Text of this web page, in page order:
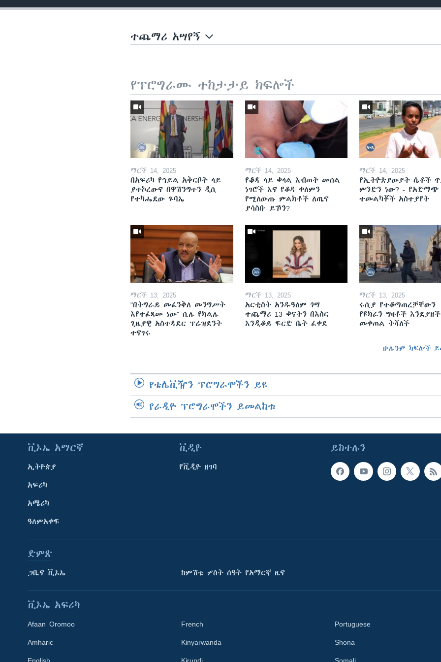
ተጨማሪ አሣየኝ
የፕሮግራሙ ተከታታይ ክፍሎች
ማርች 14, 2025
በአፍሪካ የኅይል አቅርቦት ላይ
ያተኮረውና በዋሽንግተን ዲሲ
የተካሔደው ጉባኤ
ማርች 14, 2025
የቆዳ ላይ ቀላል እብጠት መሰል
ነገሮች እና የቆዳ ቀለምን
የሚለውጡ ምልክቶች ለጤና
ያሳስቡ ይኾን?
ማርች 14, 2025
የኢትዮጵያውያት ሴቶች
ምንድን ነው? - የአድማጭ
ተመልካቾች አስተያየት
ማርች 13, 2025
"በትግራይ መፈንቅለ መንግሥት
እየተፈጸመ ነው" ሲሉ የክልሉ
ጊዜያዊ አስተዳደር ፕሬዝደንት
ተናገሩ
ማርች 13, 2025
አርቲስት አንዱዓለም ጎሣ
ተጨማሪ 13 ቀናትን በእስር
እንዲቆይ ፍርድ ቤት ፈቀደ
ማርች 13, 2025
ሩሲያ የተቆጣጠረቻቸውን
የዩክሬን ግዛቶች እንደያዘች
መቀጠል ትሻለች
ሁሉንም ክፍሎች
የቴሌቪዥን ፕሮግራሞችን ይዩ
የራዲዮ ፕሮግራሞችን ይመልከቱ
ይከተሉን
ቪኦኤ አማርኛ
ኢትዮጵያ
አፍሪካ
አሜሪካ
ዓለምአቀፍ
ቪዲዮ
የቪዲዮ ዘገባ
ድምጽ
ጋቢና ቪኦኤ ከምሽቱ ሦስት ሰዓት የአማርኛ ዜና
ቪኦኤ አፍሪካ
Afaan Oromoo
Amharic
French
Kinyarwanda
Portuguese
Shona